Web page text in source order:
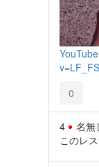
YouTube
0
4 名無
このレ